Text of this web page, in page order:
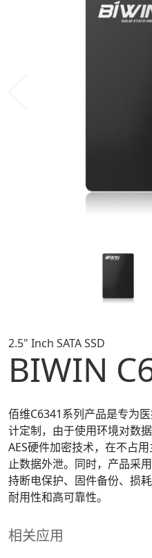
2.5" Inch SATA SSD
BIWIN
佰维C6341系列产品是专为
计定制，由于使用环境对数
AES硬件加密技术，在不占
止数据外泄。同时，产品采
持断电保护、固件备份、损
耐用性和高可靠性。
相关应用